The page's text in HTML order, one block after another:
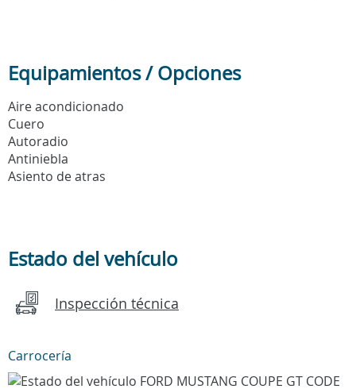
Equipamientos / Opciones
Aire acondicionado
Cuero
Autoradio
Antiniebla
Asiento de atras
Estado del vehículo
Inspección técnica
Carrocería